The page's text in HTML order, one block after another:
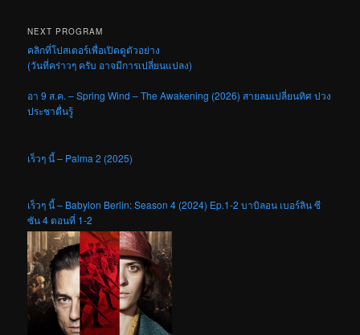
NEXT PROGRAM
คลิกที่โปสเตอร์เพื่อเปิดดูตัวอย่าง
(วันที่คร่าวๆ ครับ อาจมีการเปลี่ยนแปลง)
อา 9 ส.ค. – Spring Wind – The Awakening (2026) สายลมเปลี่ยนทิศ ปวง
ประชาตื่นรู้
เร็วๆ นี้ – Palma 2 (2025)
เร็วๆ นี้ – Babylon Berlin: Season 4 (2024) Ep.1-2 บาบิลอน เบอร์ลิน ซี
ซัน 4 ตอนที่ 1-2